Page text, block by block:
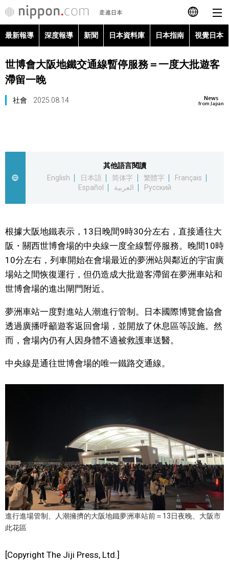
日本語
English
最新報導
視覺日本
臺灣香港
人物訪談
日本入門
文化
科學技術
生活
official SNS
最新報導 深度報導 新聞 日本資料庫 日本指南 視覺日本
世博會大阪地鐵交通線暫停服務＝一度大批遊客
滯留一晚
News
from Japan
社會 2025.08.14
其他語言閱讀
English
日本語 简体字 繁體字
Français
Español
العربية Русский
根據大阪地鐵表示，13日晚間9時30分左右，直接通往大
阪・關西世博會場的中央線一度全線暫停服務。晚間10時
10分左右，列車開始在會場最近的夢洲站與鄰近的宇宙廣
場站之間恢復運行，但仍造成大批遊客滯留在夢洲車站和
世博會場的進出閘門附近。
夢洲車站一度對進站人潮進行管制。日本國際博覽會協會
透過廣播呼籲遊客返回會場，並開放了休息區等設施。然
而，會場內仍有人因身體不適被救護車送醫。
中央線是通往世博會場的唯一鐵路交通線。
進行進場管制、人潮擁擠的大阪地鐵夢洲車站前＝13日夜晚、大阪市
此花區
[Copyright The Jiji Press, Ltd.]